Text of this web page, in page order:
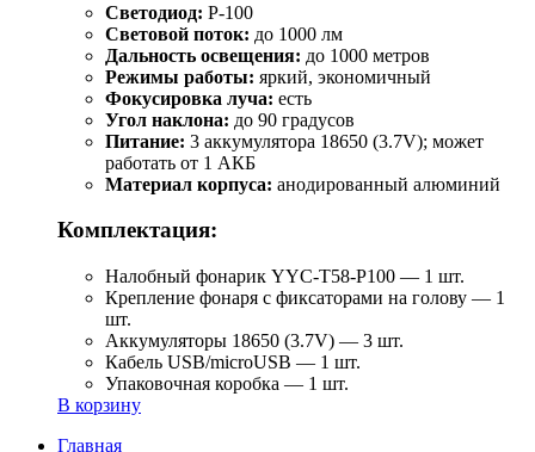
Светодиод: P-100
Световой поток: до 1000 лм
Дальность освещения: до 1000 метров
Режимы работы: яркий, экономичный
Фокусировка луча: есть
Угол наклона: до 90 градусов
Питание: 3 аккумулятора 18650 (3.7V); может
работать от 1 АКБ
Материал корпуса: анодированный алюминий
Комплектация:
Налобный фонарик YYC-T58-P100 — 1 шт.
Крепление фонаря с фиксаторами на голову — 1
шт.
Аккумуляторы 18650 (3.7V) — 3 шт.
Кабель USB/microUSB — 1 шт.
Упаковочная коробка — 1 шт.
В корзину
Главная